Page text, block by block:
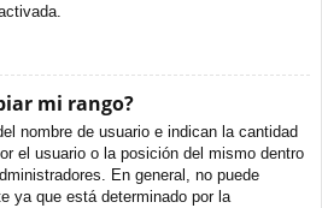
mi rango?
nombre de usuario e indican la cantidad
el usuario o la posición del mismo dentro
En general, no puede
ya que está determinado por la